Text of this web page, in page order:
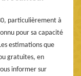
particulièrement à
pour sa capacité
estimations que
gratuites, en
informer sur